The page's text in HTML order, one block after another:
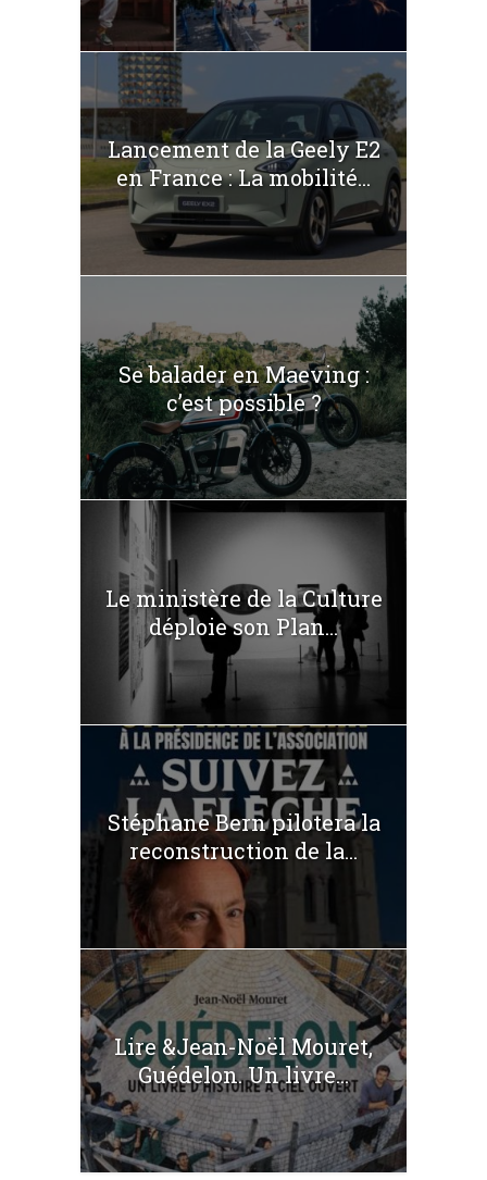
Lancement de la Geely E2
en France : La mobilité...
Se balader en Maeving :
c’est possible ?
Le ministère de la Culture
déploie son Plan...
Stéphane Bern pilotera la
reconstruction de la...
Lire &Jean-Noël Mouret,
Guédelon. Un livre...